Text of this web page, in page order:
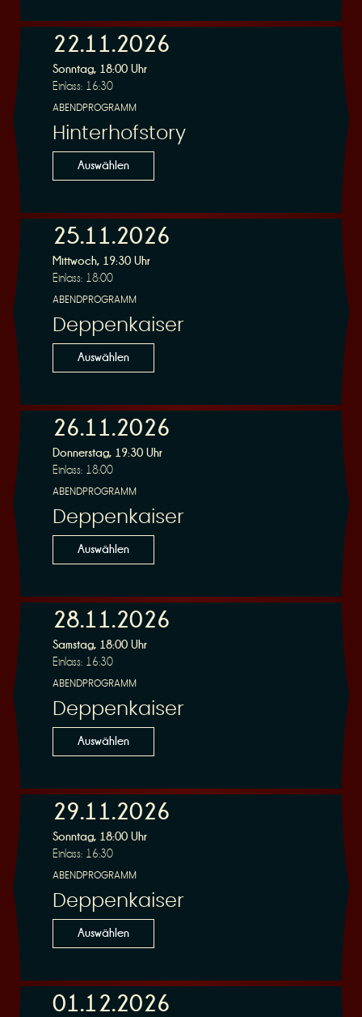
n
g
22.11.2026
Sonntag, 18:00 Uhr
Einlass: 16:30
ABENDPROGRAMM
Hinterhofstory
Auswählen
25.11.2026
Mittwoch, 19:30 Uhr
Einlass: 18:00
ABENDPROGRAMM
Deppenkaiser
Auswählen
26.11.2026
Donnerstag, 19:30 Uhr
Einlass: 18:00
ABENDPROGRAMM
Deppenkaiser
Auswählen
28.11.2026
Samstag, 18:00 Uhr
Einlass: 16:30
ABENDPROGRAMM
Deppenkaiser
Auswählen
29.11.2026
Sonntag, 18:00 Uhr
Einlass: 16:30
ABENDPROGRAMM
Deppenkaiser
Auswählen
01.12.2026